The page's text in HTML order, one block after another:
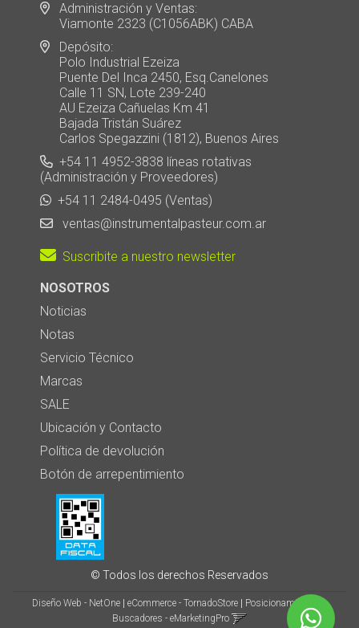
Administración y Ventas:
Viamonte 2323 (C1056ABK) CABA
Depósito:
Polo Industrial Ezeiza
Puente Del Inca 2450, Esq.Canelones
Calle 11 SN, Lote 239-240
AU Ezeiza Cañuelas Km 41
Bajada Tristán Suárez
Carlos Spegazzini (1812), Buenos Aires
+54 11 4952-3838 líneas rotativas
(Administración y Proveedores)
+54 11 2484-0495 (Ventas)
ventas@instrumentalpasteur.com.ar
Suscribite a nuestro newsletter
NOSOTROS
Noticias
Notas
Servicio Técnico
Marcas
SALE
Ubicación y Contacto
Política de devolución
Botón de arrepentimiento
© Todos los derechos Reservados
Diseño Web - NetOne eCommerce - TornadoStore
Posicionamiento en
Buscadores - eMarketingPro